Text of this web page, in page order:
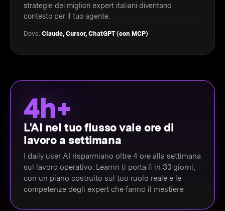
strategie dei migliori expert italiani diventano
contesto per il tuo agente.
Dove: Claude, Cursor, ChatGPT (con MCP)
4h+
L'AI nel tuo flusso vale ore di
lavoro a settimana
I daily user AI risparmiano oltre 4 ore alla settimana
sul lavoro operativo. Learnn ti porta lì in 30 giorni,
con un piano costruito sul tuo ruolo reale e le
competenze degli expert che fanno il mestiere.